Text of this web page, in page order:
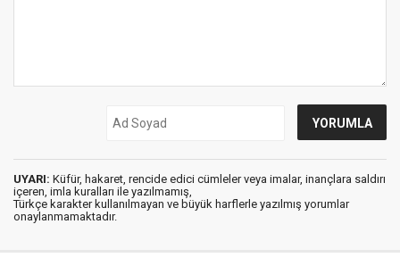
UYARI: Küfür, hakaret, rencide edici cümleler veya imalar, inançlara saldırı
içeren, imla kuralları ile yazılmamış,
Türkçe karakter kullanılmayan ve büyük harflerle yazılmış yorumlar
onaylanmamaktadır.